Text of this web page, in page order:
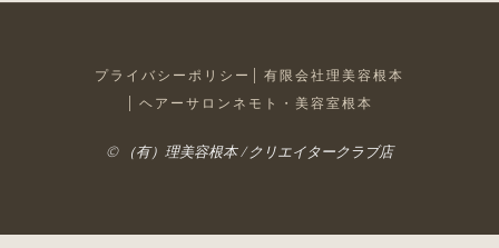
プライバシーポリシー
有限会社理美容根本
ヘアーサロンネモト・美容室根本
© （有）理美容根本 / クリエイタークラブ店